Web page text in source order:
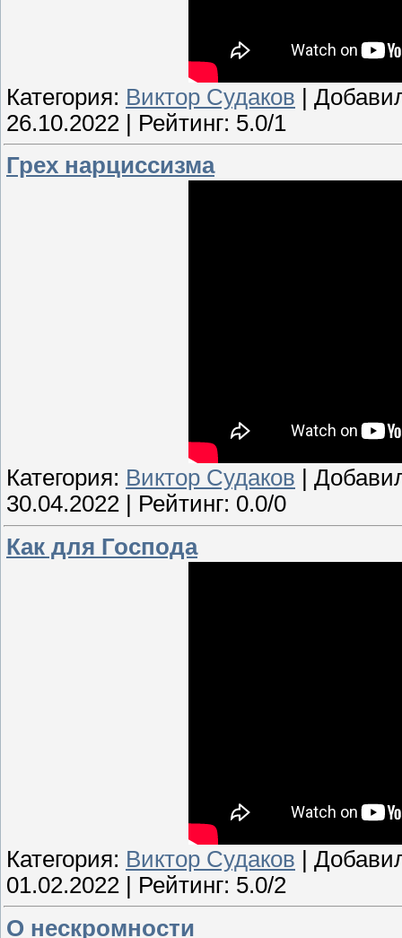
Категория: Виктор Судаков |
26.10.2022 | Рейтинг: 5.0/1
Грех нарциссизма
Категория: Виктор Судаков |
30.04.2022 | Рейтинг: 0.0/0
Как для Господа
Категория: Виктор Судаков |
01.02.2022 | Рейтинг: 5.0/2
О нескромности